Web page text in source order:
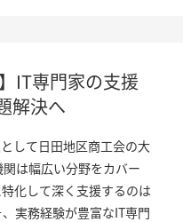
IT専門家の支援
解決へ
して日田地区商工会の大
は幅広い分野をカバー
化して深く支援するのは
実務経験が豊富なIT専門